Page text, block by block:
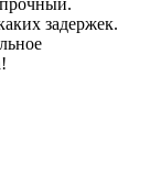
задержек.